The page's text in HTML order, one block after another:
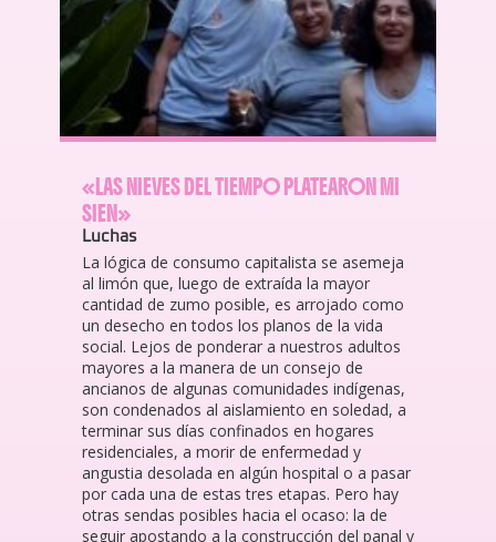
«LAS NIEVES DEL TIEMPO PLATEARON MI
SIEN»
Luchas
La lógica de consumo capitalista se asemeja
al limón que, luego de extraída la mayor
cantidad de zumo posible, es arrojado como
un desecho en todos los planos de la vida
social. Lejos de ponderar a nuestros adultos
mayores a la manera de un consejo de
ancianos de algunas comunidades indígenas,
son condenados al aislamiento en soledad, a
terminar sus días confinados en hogares
residenciales, a morir de enfermedad y
angustia desolada en algún hospital o a pasar
por cada una de estas tres etapas. Pero hay
otras sendas posibles hacia el ocaso: la de
seguir apostando a la construcción del panal y